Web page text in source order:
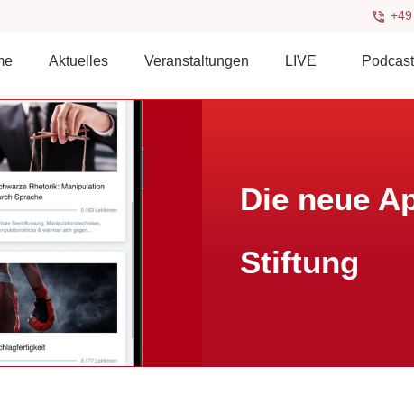
Aktuelles Veranstaltungen LIVE
Die neue
Stiftung